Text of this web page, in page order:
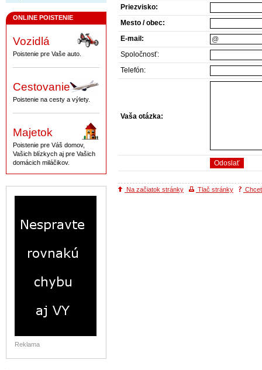
ONLINE POISTENIE
Vozidlá
Poistenie pre Vaše auto.
Cestovanie
Poistenie na cesty a výlety.
Majetok
Poistenie pre Váš domov,
Vašich blízkych aj pre Vašich
domácich miláčikov.
Reklama
Priezvisko:
Mesto / obec:
E-mail:
Spoločnosť:
Telefón:
Vaša otázka:
Na začiatok stránky Tlač stránky